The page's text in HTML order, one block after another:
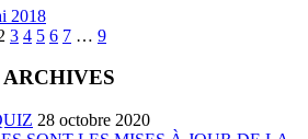
2018
3 4 5 6 7 … 9
28 octobre 2020